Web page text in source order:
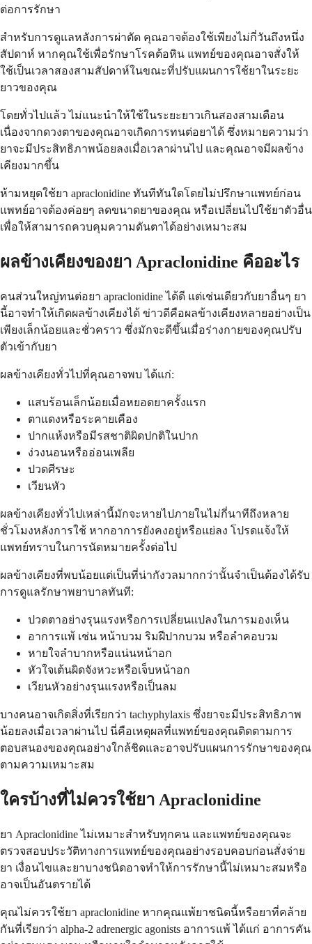
ต่อการรักษา
สำหรับการดูแลหลังการผ่าตัด คุณอาจต้องใช้เพียงไม่กี่วันถึงหนึ่ง
สัปดาห์ หากคุณใช้เพื่อรักษาโรคต้อหิน แพทย์ของคุณอาจสั่งให้
ใช้เป็นเวลาสองสามสัปดาห์ในขณะที่ปรับแผนการใช้ยาในระยะ
ยาวของคุณ
โดยทั่วไปแล้ว ไม่แนะนำให้ใช้ในระยะยาวเกินสองสามเดือน
เนื่องจากดวงตาของคุณอาจเกิดการทนต่อยาได้ ซึ่งหมายความว่า
ยาจะมีประสิทธิภาพน้อยลงเมื่อเวลาผ่านไป และคุณอาจมีผลข้าง
เคียงมากขึ้น
ห้ามหยุดใช้ยา apraclonidine ทันทีทันใดโดยไม่ปรึกษาแพทย์ก่อน
แพทย์อาจต้องค่อยๆ ลดขนาดยาของคุณ หรือเปลี่ยนไปใช้ยาตัวอื่น
เพื่อให้สามารถควบคุมความดันตาได้อย่างเหมาะสม
ผลข้างเคียงของยา Apraclonidine คืออะไร
คนส่วนใหญ่ทนต่อยา apraclonidine ได้ดี แต่เช่นเดียวกับยาอื่นๆ ยา
นี้อาจทำให้เกิดผลข้างเคียงได้ ข่าวดีคือผลข้างเคียงหลายอย่างเป็น
เพียงเล็กน้อยและชั่วคราว ซึ่งมักจะดีขึ้นเมื่อร่างกายของคุณปรับ
ตัวเข้ากับยา
ผลข้างเคียงทั่วไปที่คุณอาจพบ ได้แก่:
แสบร้อนเล็กน้อยเมื่อหยอดยาครั้งแรก
ตาแดงหรือระคายเคือง
ปากแห้งหรือมีรสชาติผิดปกติในปาก
ง่วงนอนหรืออ่อนเพลีย
ปวดศีรษะ
เวียนหัว
ผลข้างเคียงทั่วไปเหล่านี้มักจะหายไปภายในไม่กี่นาทีถึงหลาย
ชั่วโมงหลังการใช้ หากอาการยังคงอยู่หรือแย่ลง โปรดแจ้งให้
แพทย์ทราบในการนัดหมายครั้งต่อไป
ผลข้างเคียงที่พบน้อยแต่เป็นที่น่ากังวลมากกว่านั้นจำเป็นต้องได้รับ
การดูแลรักษาพยาบาลทันที:
ปวดตาอย่างรุนแรงหรือการเปลี่ยนแปลงในการมองเห็น
อาการแพ้ เช่น หน้าบวม ริมฝีปากบวม หรือลำคอบวม
หายใจลำบากหรือแน่นหน้าอก
หัวใจเต้นผิดจังหวะหรือเจ็บหน้าอก
เวียนหัวอย่างรุนแรงหรือเป็นลม
บางคนอาจเกิดสิ่งที่เรียกว่า tachyphylaxis ซึ่งยาจะมีประสิทธิภาพ
น้อยลงเมื่อเวลาผ่านไป นี่คือเหตุผลที่แพทย์ของคุณติดตามการ
ตอบสนองของคุณอย่างใกล้ชิดและอาจปรับแผนการรักษาของคุณ
ตามความเหมาะสม
ใครบ้างที่ไม่ควรใช้ยา Apraclonidine
ยา Apraclonidine ไม่เหมาะสำหรับทุกคน และแพทย์ของคุณจะ
ตรวจสอบประวัติทางการแพทย์ของคุณอย่างรอบคอบก่อนสั่งจ่าย
ยา เงื่อนไขและยาบางชนิดอาจทำให้การรักษานี้ไม่เหมาะสมหรือ
อาจเป็นอันตรายได้
คุณไม่ควรใช้ยา apraclonidine หากคุณแพ้ยาชนิดนี้หรือยาที่คล้าย
กันที่เรียกว่า alpha-2 adrenergic agonists อาการแพ้ ได้แก่ อาการคัน